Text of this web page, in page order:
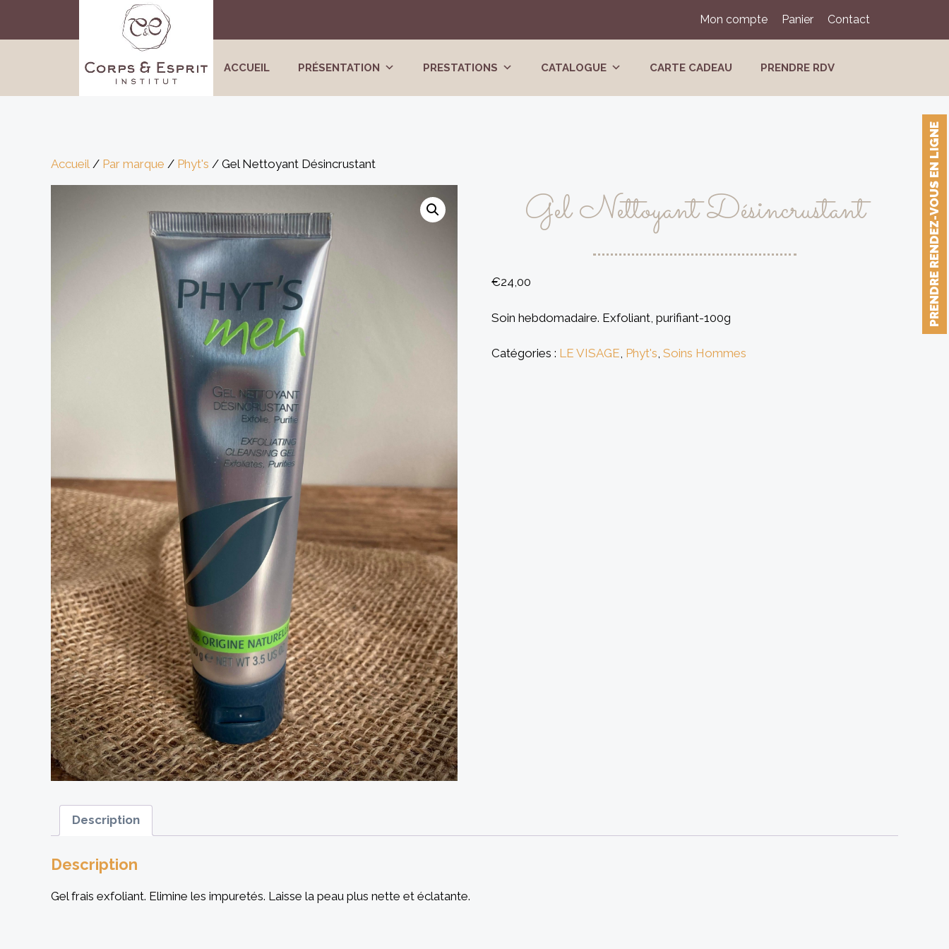
contenu
Mon compte Panier Contact
ACCUEIL PRÉSENTATION PRESTATIONS CATALOGUE CARTE CADEAU PRENDRE RDV
PRENDRE RENDEZ-VOUS EN LIGNE
Accueil / Par marque / Phyt's / Gel Nettoyant Désincrustant
Gel Nettoyant Désincrustant
€24,00
Soin hebdomadaire. Exfoliant, purifiant-100g
Catégories : LE VISAGE, Phyt's, Soins Hommes
Description
Description
Gel frais exfoliant. Elimine les impuretés. Laisse la peau plus nette et éclatante.